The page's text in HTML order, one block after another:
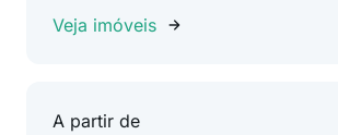
Veja imóveis
A partir de